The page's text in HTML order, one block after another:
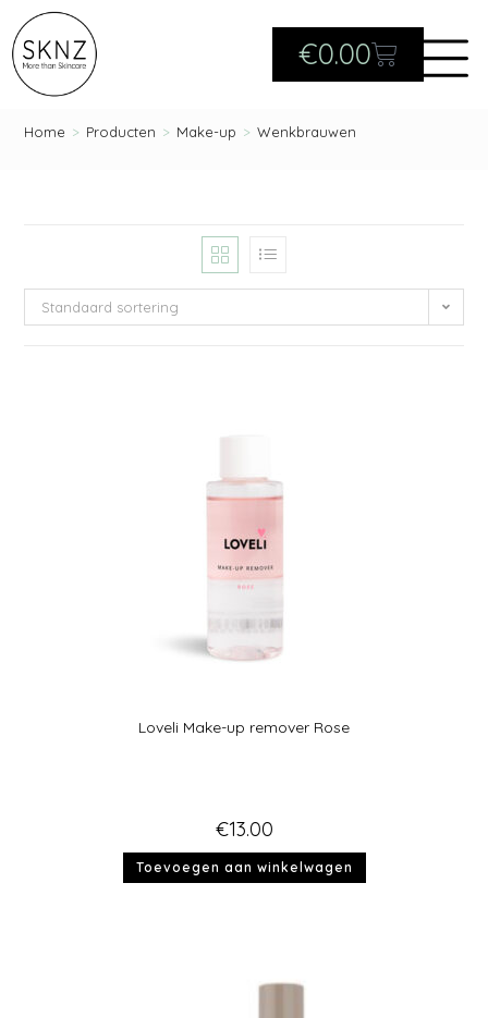
€0.00
Home > Producten > Make-up > Wenkbrauwen
Standaard sortering
Loveli Make-up remover Rose
€13.00
Toevoegen aan winkelwagen